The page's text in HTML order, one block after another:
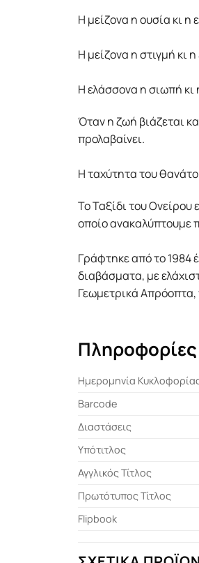
Η µείζονα η ουσία κι
Η µείζονα η στιγµή κι
Η ελάσσονα η σιωπή
Όταν η ζωή βιάζεται
προλαβαίνει.
Η ταχύτητα του
Το Ταξίδι του
οποίο ανακαλύπτουμε
Γράφτηκε από το 1984
διαβάσματα, με
Γεωμετρικά Απρόοπτα,
Ημερομηνία
Barcode
Διαστάσεις
Υπότιτλος
Αγγλικός Τίτλος
Πρωτότυπος Τίτλος
Flipbook